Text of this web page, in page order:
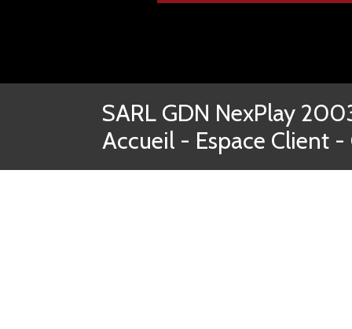
SARL GDN NexPlay
Accueil - Espace Client -